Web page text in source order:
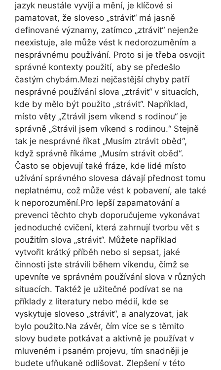
jazyk neustále vyvíjí a mění, je klíčové si
pamatovat, že sloveso „strávit“ má jasně
definované významy, zatímco „ztrávit“ nejenže
neexistuje, ale může vést k nedorozuměním a
nesprávnému používání. Proto si je třeba osvojit
správné kontexty použití, aby se předešlo
častým chybám.Mezi nejčastější chyby patří
nesprávné používání slova „ztrávit“ v situacích,
kde by mělo být použito „strávit“. Například,
místo věty „Ztrávil jsem víkend s rodinou“ je
správně „Strávil jsem víkend s rodinou.“ Stejně
tak je nesprávné říkat „Musím ztrávit oběd“,
když správně říkáme „Musím strávit oběd“.
Často se objevují také fráze, kde lidé místo
užívání správného slovesa dávají přednost tomu
neplatnému, což může vést k pobavení, ale také
k neporozumění.Pro lepší zapamatování a
prevenci těchto chyb doporučujeme vykonávat
jednoduché cvičení, která zahrnují tvorbu vět s
použitím slova „strávit“. Můžete například
vytvořit krátký příběh nebo si sepsat, jaké
činnosti jste strávili během víkendu, čímž se
upevníte ve správném používání slova v různých
situacích. Taktéž je užitečné podívat se na
příklady z literatury nebo médií, kde se
vyskytuje sloveso „strávit“, a analyzovat, jak
bylo použito.Na závěr, čím více se s těmito
slovy budete potkávat a aktivně je používat v
mluveném i psaném projevu, tím snadněji je
budete ufňukaně odlišovat. Zlepšení v této